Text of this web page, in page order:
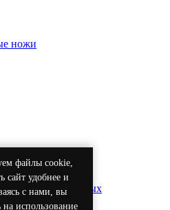
файлы cookie,
сайт удобнее и
с нами, вы
на использование
ножи
данных